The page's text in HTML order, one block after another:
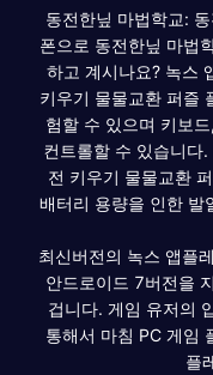
동전한닢 마법학교:
폰으로 동전한닢 마법
하고 계시나요? 녹스
키우기 물물교환 퍼즐
험할 수 있으며 키보
컨트롤할 수 있습니다
전 키우기 물물교환
배터리 용량을 인한 발
최신버전의 녹스 앱플
안드로이드 7버전을
겁니다. 게임 유저의
통해서 마침 PC 게임
플